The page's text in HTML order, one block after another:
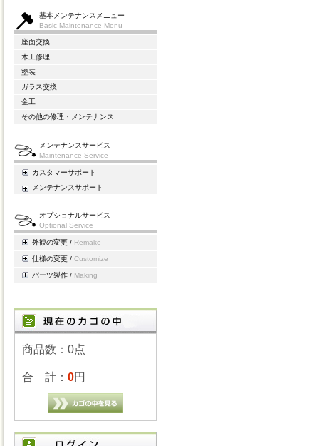
基本メンテナンスメニュー
Basic Maintenance Menu
座面交換
木工修理
塗装
ガラス交換
金工
その他の修理・メンテナンス
メンテナンスサービス
Maintenance Service
カスタマーサポート
メンテナンスサポート
オプショナルサービス
Optional Service
外観の変更 / Remake
仕様の変更 / Customize
パーツ製作 / Making
商品数：0点
合 計： 0円